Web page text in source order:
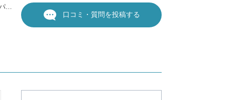
カフェ、喫茶店、ホテル、レストラン、洋菓子店等へコーヒーをはじめ、紅茶、製菓・製パンの材料、食材、器材、直輸入品の卸販売および提案営業。 コーヒーロースターで外食産業、飲食店へのコーヒー・紅茶・食材提供や店舗運営サポートを行うB to B事業、 一般ユーザーに向けてコーヒー・紅茶・製菓製パン材料・器具などのショップを運営するB to C事業。
口コミ・質問を投稿する